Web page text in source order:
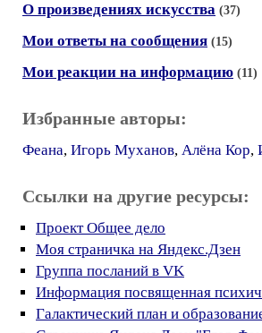
О произведениях искусства (37)
Мои ответы на сообщения (15)
Мои реакции на информацию (11)
Избранные авторы:
Феана, Игорь Муханов, Алёна Кор,
Ссылки на другие ресурсы:
Проект Общее дело
Моя страничка на Яндекс.Дзен
Группа посланий в VK
Информация посвященная
Галактический план и